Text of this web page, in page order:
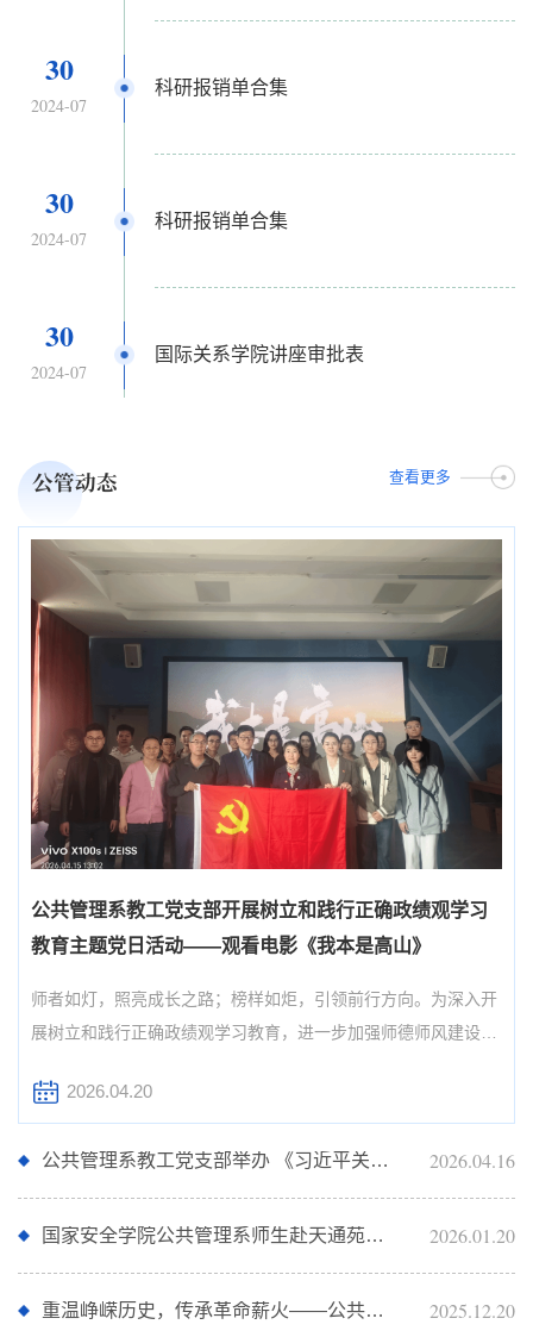
30
2024-07
科研报销单合集
30
2024-07
科研报销单合集
30
2024-07
国际关系学院讲座审批表
公管动态 查看更多
公共管理系教工党支部开展树立和践行正确政绩观学习
教育主题党日活动——观看电影《我本是高山》
师者如灯，照亮成长之路；榜样如炬，引领前行方向。为深入开
展树立和践行正确政绩观学习教育，进一步加强师德师风建设，
党支部联合开展“树立和践行正确政绩观学习教育”主题党日活
是高山》，观影活动在图书馆三层视听室举办，师生党员和入党
积极分子在观影中感悟初心，传承榜样力量。影片以“七一勋章”
获得者、...
2026.04.20
公共管理系教工党支部举办 《习近平关于树立和践行正确政绩观论述摘编》 读书班 2026.04.16
国家安全学院公共管理系师生赴天通苑北街道开展基层治理实践调研 2026.01.20
重温峥嵘历史，传承革命薪火——公共管理系学生党支部开展主题党日活动 2025.12.20